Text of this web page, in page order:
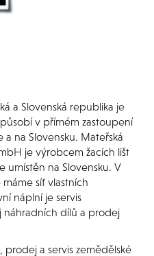
a Slovenská republika je
v přímém zastoupení
a na Slovensku. Mateřská
je výrobcem žacích lišt
umístěn na Slovensku. V
síť vlastních
náplní je servis
náhradních dílů a prodej
prodej a servis zemědělské